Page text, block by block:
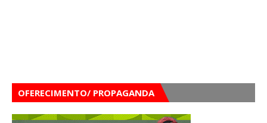
OFERECIMENTO/ PROPAGANDA